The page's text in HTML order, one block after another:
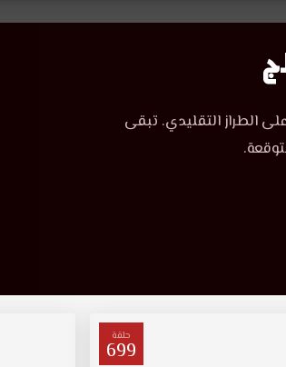
الطراز التقليدي. تبقى
حلقة
699